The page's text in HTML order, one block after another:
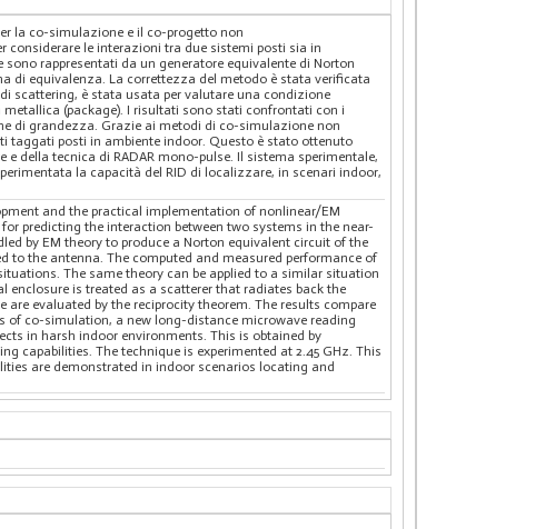
la co-simulazione e il co-progetto non
le interazioni tra due sistemi posti sia in
rappresentati da un generatore equivalente di Norton
di equivalenza. La correttezza del metodo è stata verificata
scattering, è stata usata per valutare una condizione
(package). I risultati sono stati confrontati con i
di grandezza. Grazie ai metodi di co-simulazione non
taggati posti in ambiente indoor. Questo è stato ottenuto
della tecnica di RADAR mono-pulse. Il sistema sperimentale,
la capacità del RID di localizzare, in scenari indoor,
and the practical implementation of nonlinear/EM
predicting the interaction between two systems in the near-
by EM theory to produce a Norton equivalent circuit of the
to the antenna. The computed and measured performance of
The same theory can be applied to a similar situation
is treated as a scatterer that radiates back the
evaluated by the reciprocity theorem. The results compare
of co-simulation, a new long-distance microwave reading
in harsh indoor environments. This is obtained by
capabilities. The technique is experimented at 2.45 GHz. This
are demonstrated in indoor scenarios locating and